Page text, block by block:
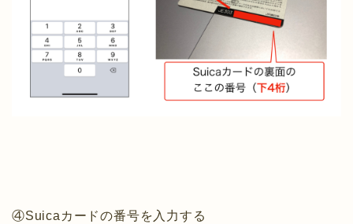
④Suicaカードの番号を入力する